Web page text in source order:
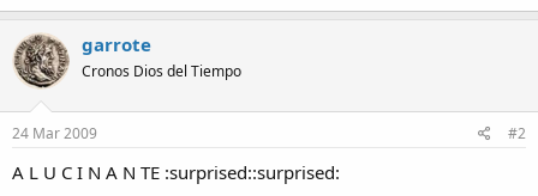
garrote
Cronos Dios del Tiempo
24 Mar 2009 #2
A L U C I N A N TE :surprised::surprised: